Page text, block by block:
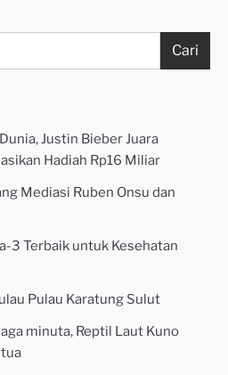
Cari
Justin Bieber Juara
Hadiah Rp16 Miliar
Mediasi Ruben Onsu dan
3 Terbaik untuk Kesehatan
Pulau Karatung Sulut
minuta, Reptil Laut Kuno